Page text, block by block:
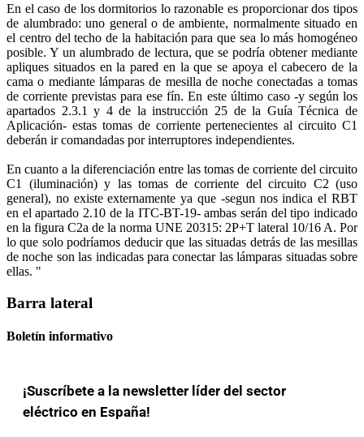
En el caso de los dormitorios lo razonable es proporcionar dos tipos
de alumbrado: uno general o de ambiente, normalmente situado en
el centro del techo de la habitación para que sea lo más homogéneo
posible. Y un alumbrado de lectura, que se podría obtener mediante
apliques situados en la pared en la que se apoya el cabecero de la
cama o mediante lámparas de mesilla de noche conectadas a tomas
de corriente previstas para ese fín. En este último caso -y según los
apartados 2.3.1 y 4 de la instrucción 25 de la Guía Técnica de
Aplicación- estas tomas de corriente pertenecientes al circuito C1
deberán ir comandadas por interruptores independientes.
En cuanto a la diferenciación entre las tomas de corriente del circuito
C1 (iluminación) y las tomas de corriente del circuito C2 (uso
general), no existe externamente ya que -segun nos indica el RBT
en el apartado 2.10 de la ITC-BT-19- ambas serán del tipo indicado
en la figura C2a de la norma UNE 20315: 2P+T lateral 10/16 A. Por
lo que solo podríamos deducir que las situadas detrás de las mesillas
de noche son las indicadas para conectar las lámparas situadas sobre
ellas. "
Barra lateral
Boletín informativo
¡Suscríbete a la newsletter líder del sector
eléctrico en España!